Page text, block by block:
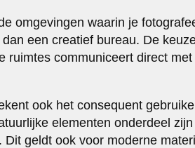
omgevingen waarin je
een creatief bureau. De
ruimtes communiceert direct
ook het consequent
elementen onderdeel
Dit geldt ook voor moderne